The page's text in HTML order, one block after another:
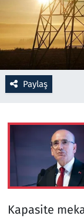
Paylaş
Kapasite
Resmi
Rüya
Sağlık
Seçim 2023
Spor
Teknoloji